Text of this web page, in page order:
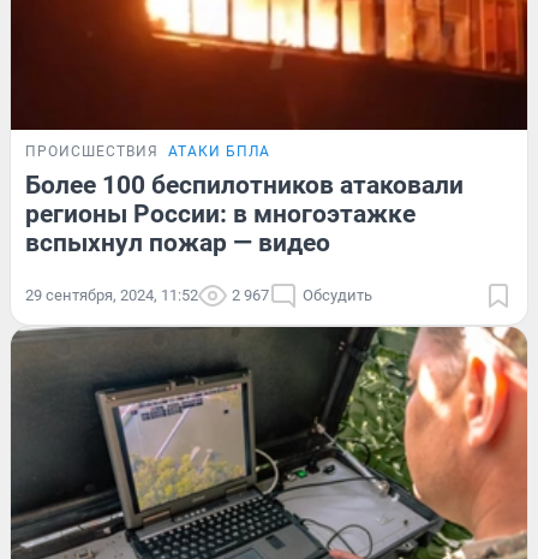
ПРОИСШЕСТВИЯ АТАКИ БПЛА
Более 100 беспилотников атаковали
регионы России: в многоэтажке
вспыхнул пожар — видео
29 сентября, 2024, 11:52 2 967 Обсудить